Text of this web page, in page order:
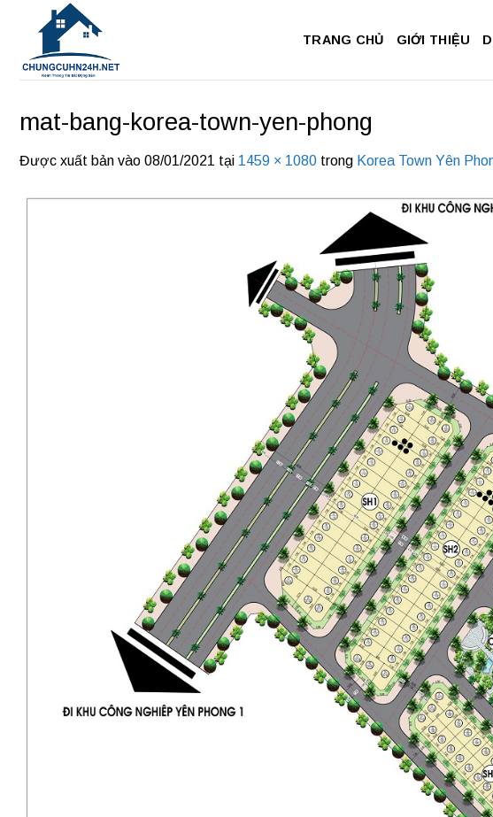
dung
TRANG CHỦ GIỚI THIỆU
mat-bang-korea-town-yen-phong
Được xuất bản vào 08/01/2021 tại 1459 × 1080 trong Korea Town Yên